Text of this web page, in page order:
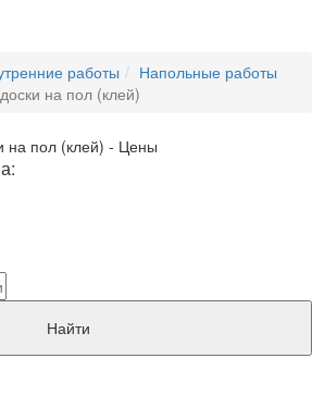
работы
Напольные работы
на пол (клей)
на пол (клей) - Цены
Найти